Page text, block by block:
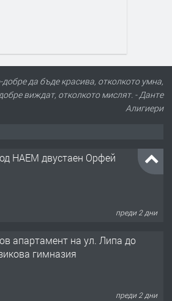
да бъде красива, отколкото умна,
виждат, отколкото мислят. - Данте
Алигиери
НАЕМ двустаен Орфей
преди 2 дни
апартамент на ул. Липа до
гимназия
преди 2 дни